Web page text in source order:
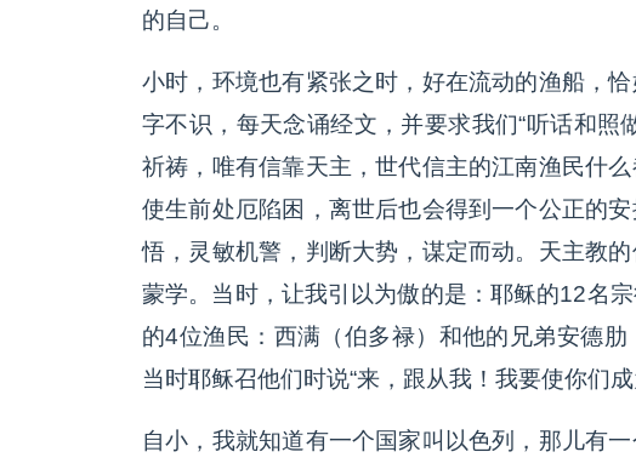
的自己。
小时，环境也有紧张之时，好在流动的渔船，
字不识，每天念诵经文，并要求我们“听话和照
祈祷，唯有信靠天主，世代信主的江南渔民什
使生前处厄陷困，离世后也会得到一个公正的
悟，灵敏机警，判断大势，谋定而动。天主教
蒙学。当时，让我引以为傲的是：耶稣的12名
的4位渔民：西满（伯多禄）和他的兄弟安德肋
当时耶稣召他们时说“来，跟从我！我要使你们
自小，我就知道有一个国家叫以色列，那儿有